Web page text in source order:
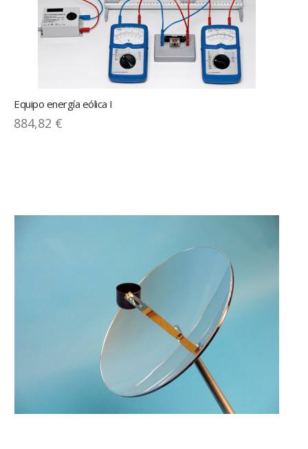
Equipo energía eólica I
884,82 €